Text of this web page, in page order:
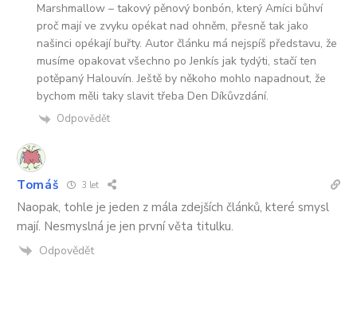
Marshmallow – takový pěnový bonbón, který Amíci bůhví
proč mají ve zvyku opékat nad ohněm, přesně tak jako
našinci opékají buřty. Autor článku má nejspíš představu, že
musíme opakovat všechno po Jenkís jak tydýti, stačí ten
potěpaný Halouvín. Ještě by někoho mohlo napadnout, že
bychom měli taky slavit třeba Den Díkůvzdání.
Odpovědět
Tomáš 3 let
Naopak, tohle je jeden z mála zdejších článků, které smysl
mají. Nesmyslná je jen první věta titulku.
Odpovědět